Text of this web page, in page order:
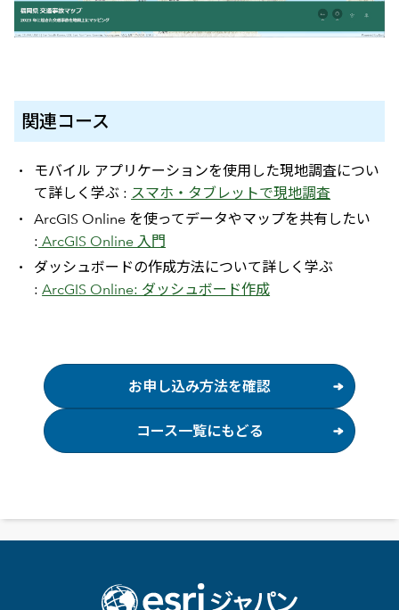
関連コース
モバイル アプリケーションを使用した現地調査につい
て詳しく学ぶ : スマホ・タブレットで現地調査
ArcGIS Online を使ってデータやマップを共有したい
: ArcGIS Online 入門
ダッシュボードの作成方法について詳しく学ぶ
:ArcGIS Online: ダッシュボード作成
お申し込み方法を確認
コース一覧にもどる